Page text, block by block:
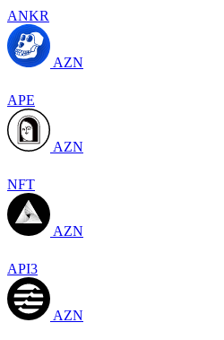
ANKR
AZN
APE
AZN
NFT
AZN
API3
AZN